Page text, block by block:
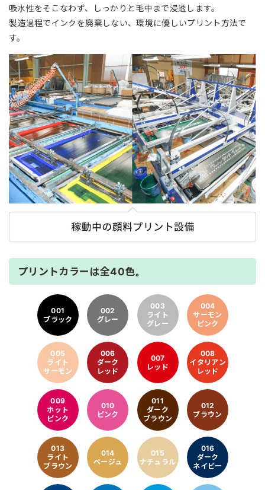
吸水性をそこなわず、しっかりと毛中まで浸透します。
製造過程でインクを廃棄しない、環境に優しいプリント方法で
す。
プリントカラーは全40色。
001
ブラック
002
グレー
003
ライト
グレー
004
サーモン
ピンク
005
ライト
サーモン
006
ダーク
レッド
007
レッド
008
イタリアン
レッド
009
ホット
ピンク
010
ピンク
011
ダーク
ブラウン
012
ブラウン
013
ライト
ブラウン
014
ベージュ
015
ナチュラル
016
ダーク
ネイビー